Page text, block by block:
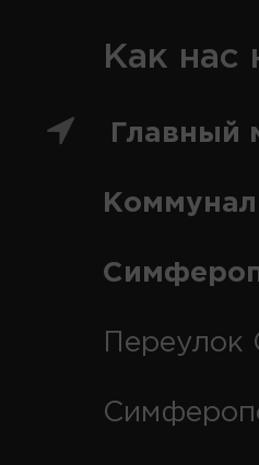
Как нас
Главный
Переулок